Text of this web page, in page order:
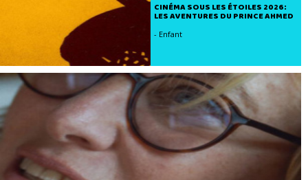
CINÉMA SOUS LES ÉTOILES 2026:
LES AVENTURES DU PRINCE AHMED
- Enfant